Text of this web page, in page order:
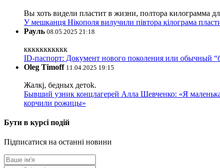
Вы хоть видели пластит в жизни, полтора килограмма
У мешканця Нікополя вилучили півтора кілограма
Рауль 08.05.2025 21:18
ккккккккккк
ID-паспорт: Документ нового поколения или обычный
Oleg Timoff 11.04.2025 19:15
Жалкj, бедных детok.
Бывший узник концлагерей Алла Шевченко: «Я
корчили рожицы»
Бути в курсі подій
Підписатися на останні новини